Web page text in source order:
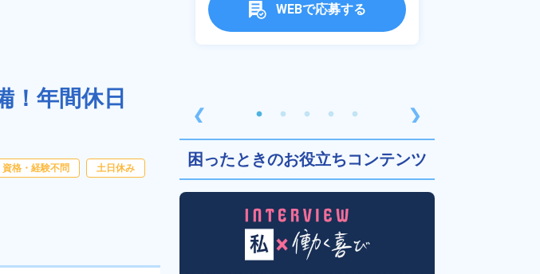
！年間休日
資格・経験不問 土日休み
❮
WEBで応募する
❯
困ったときのお役立ちコンテンツ